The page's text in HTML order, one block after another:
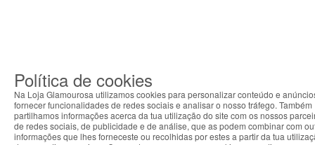
Política de cookies
Na Loja Glamourosa utilizamos cookies para personalizar conteúdo e
fornecer funcionalidades de redes sociais e analisar o nosso tráfego. Também
partilhamos informações acerca da tua utilização do site com os nossos
de redes sociais, de publicidade e de análise, que as podem combinar com
informações que lhes forneceste ou recolhidas por estes a partir da tua